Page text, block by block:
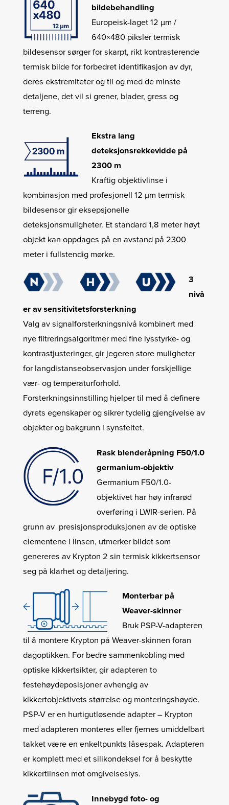
bildebehandling
Europeisk-laget 12 µm /
640×480 piksler termisk
bildesensor sørger for skarpt, rikt kontrasterende
termisk bilde for forbedret identifikasjon av dyr,
deres ekstremiteter og til og med de minste
detaljene, det vil si grener, blader, gress og
terreng.
Ekstra lang
deteksjonsrekkevidde på
2300 m
Kraftig objektivlinse i
kombinasjon med profesjonell 12 µm termisk
bildesensor gir eksepsjonelle
deteksjonsmuligheter. Et standard 1,8 meter høyt
objekt kan oppdages på en avstand på 2300
meter i fullstendig mørke.
3
nivå
er av sensitivitetsforsterkning
Valg av signalforsterkningsnivå kombinert med
nye filtreringsalgoritmer med fine lysstyrke- og
kontrastjusteringer, gir jegeren store muligheter
for langdistanseobservasjon under forskjellige
vær- og temperaturforhold.
Forsterkningsinnstilling hjelper til med å definere
dyrets egenskaper og sikrer tydelig gjengivelse av
objekter og bakgrunn i synsfeltet.
Rask blenderåpning F50/1.0
germanium-objektiv
Germanium F50/1.0-
objektivet har høy infrarød
overføring i LWIR-serien. På
grunn av presisjonsproduksjonen av de optiske
elementene i linsen, utmerker bildet som
genereres av Krypton 2 sin termisk kikkertsensor
seg på klarhet og detaljering.
Monterbar på
Weaver-skinner
Bruk PSP-V-adapteren
til å montere Krypton på Weaver-skinnen foran
dagoptikken. For bedre sammenkobling med
optiske kikkertsikter, gir adapteren to
festehøydeposisjoner avhengig av
kikkertobjektivets størrelse og monteringshøyde.
PSP-V er en hurtigutløsende adapter – Krypton
med adapteren monteres eller fjernes umiddelbart
takket være en enkeltpunkts låsespak. Adapteren
er komplett med et silikondeksel for å beskytte
kikkertlinsen mot omgivelseslys.
Innebygd foto- og